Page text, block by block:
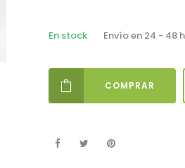
En stock Envío en 24 - 48
COMPRAR